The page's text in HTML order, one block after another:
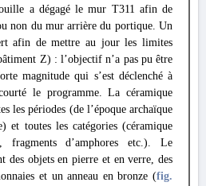
a dégagé le mur T311 afin de
non du mur arrière du portique. Un
afin de mettre au jour les limites
Z) : l’objectif n’a pas pu être
magnitude qui s’est déclenché à
le programme. La céramique
les périodes (de l’époque archaïque
et toutes les catégories (céramique
fragments d’amphores etc.). Le
des objets en pierre et en verre, des
et un anneau en bronze (fig.